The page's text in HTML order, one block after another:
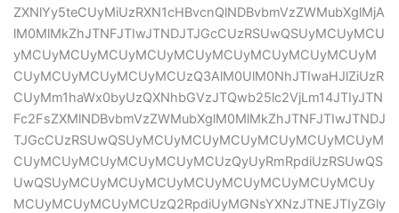
ZXNlYy5teCUyMiUzRXN1cHBvcnQlNDBvbmVzZWMubXglMjA
lM0MlMkZhJTNFJTIwJTNDJTJGcCUzRSUwQSUyMCUyMCU
yMCUyMCUyMCUyMCUyMCUyMCUyMCUyMCUyMCUyM
CUyMCUyMCUyMCUyMCUzQ3AlM0UlM0NhJTIwaHJlZiUzR
CUyMm1haWx0byUzQXNhbGVzJTQwb25lc2VjLm14JTIyJTN
Fc2FsZXMlNDBvbmVzZWMubXglM0MlMkZhJTNFJTIwJTNDJ
TJGcCUzRSUwQSUyMCUyMCUyMCUyMCUyMCUyMCUyM
CUyMCUyMCUyMCUyMCUyMCUzQyUyRmRpdiUzRSUwQS
UwQSUyMCUyMCUyMCUyMCUyMCUyMCUyMCUyMCUy
MCUyMCUyMCUyMCUzQ2RpdiUyMGNsYXNzJTNEJTIyZGly